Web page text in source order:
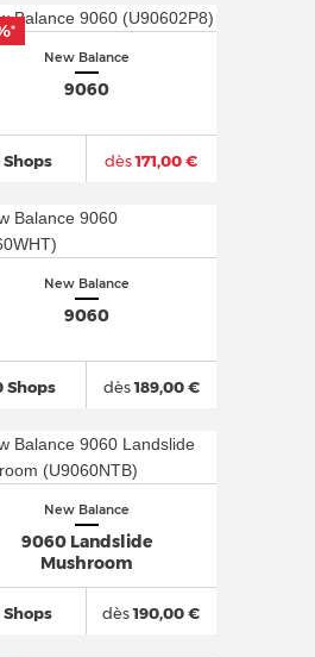
New Balance
9060
Shops dès171,00 €
*
New Balance
9060
Shops dès189,00 €
New Balance
9060 Landslide
Mushroom
Shops dès190,00 €